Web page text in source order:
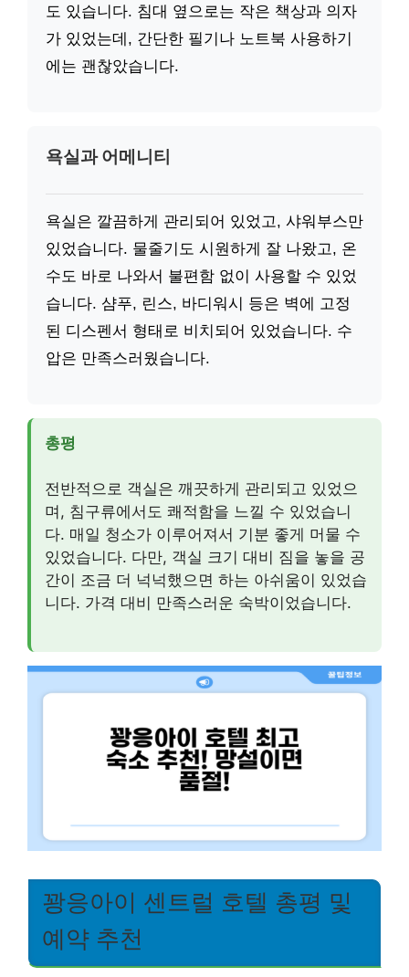
도 있습니다. 침대 옆으로는 작은 책상과 의자
가 있었는데, 간단한 필기나 노트북 사용하기
에는 괜찮았습니다.
욕실과 어메니티
욕실은 깔끔하게 관리되어 있었고, 샤워부스만
있었습니다. 물줄기도 시원하게 잘 나왔고, 온
수도 바로 나와서 불편함 없이 사용할 수 있었
습니다. 샴푸, 린스, 바디워시 등은 벽에 고정
된 디스펜서 형태로 비치되어 있었습니다. 수
압은 만족스러웠습니다.
총평
전반적으로 객실은 깨끗하게 관리되고 있었으
며, 침구류에서도 쾌적함을 느낄 수 있었습니
다. 매일 청소가 이루어져서 기분 좋게 머물 수
있었습니다. 다만, 객실 크기 대비 짐을 놓을 공
간이 조금 더 넉넉했으면 하는 아쉬움이 있었습
니다. 가격 대비 만족스러운 숙박이었습니다.
꽝응아이 센트럴 호텔 총평 및
예약 추천